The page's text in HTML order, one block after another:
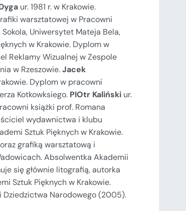
ur. 1981 r. w Krakowie.
warsztatowej w Pracowni
Uniwersytet Mateja Bela,
w Krakowie. Dyplom w
Reklamy Wizualnej w Zespole
w Rzeszowie.Jacek
Dyplom w pracowni
Kotkowksiego. PIOtr Kaliński ur.
książki prof. Romana
wydawnictwa i klubu
Sztuk Pięknych w Krakowie.
grafiką warsztatową i
Absolwentka Akademii
się głównie litografią, autorka
Sztuk Pięknych w Krakowie.
Dziedzictwa Narodowego (2005).